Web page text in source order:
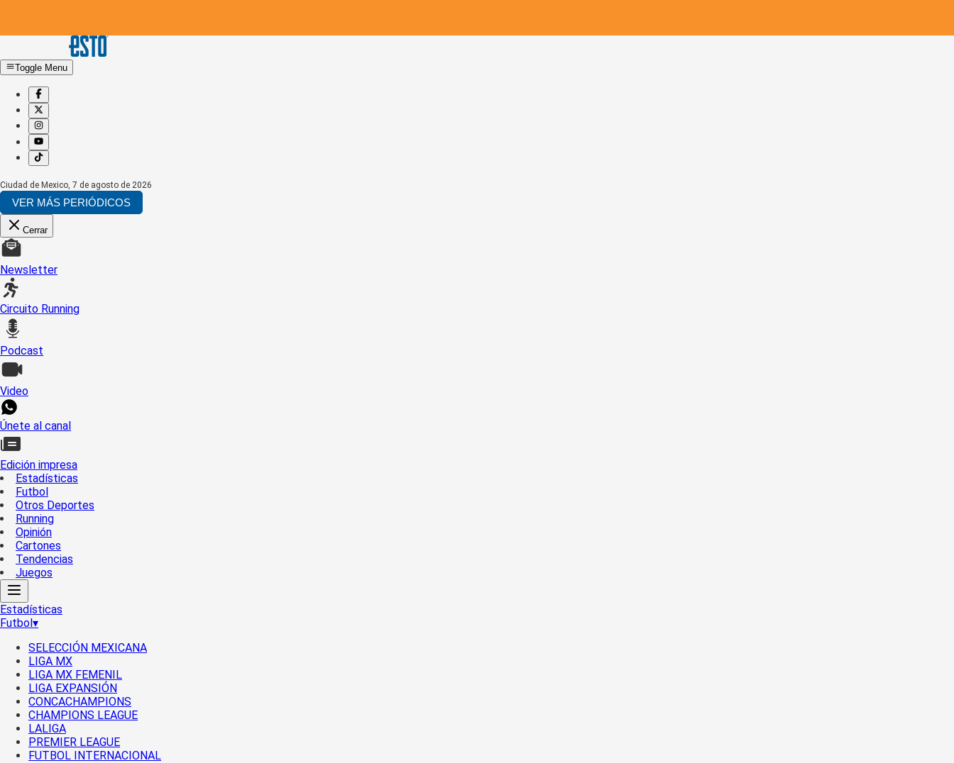
Toggle Menu
Ciudad de Mexico, 7 de agosto de 2026
VER MÁS PERIÓDICOS
Cerrar
Newsletter
Circuito Running
Podcast
Video
Únete al canal
Edición impresa
Estadísticas
Futbol
Otros Deportes
Running
Opinión
Cartones
Tendencias
Juegos
Estadísticas
Futbol▾
SELECCIÓN MEXICANA
LIGA MX
LIGA MX FEMENIL
LIGA EXPANSIÓN
CONCACHAMPIONS
CHAMPIONS LEAGUE
LALIGA
PREMIER LEAGUE
FUTBOL INTERNACIONAL